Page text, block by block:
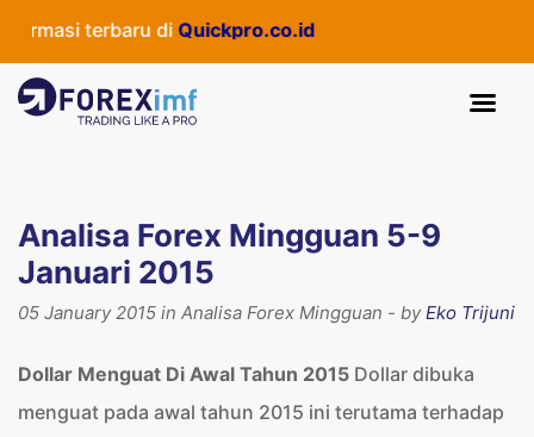
terbaru diQuickpro.co.id
Analisa Forex Mingguan 5-9
Januari 2015
05 January 2015 in Analisa Forex Mingguan - byEko Trijuni
Dollar Menguat Di Awal Tahun 2015 Dollar dibuka
menguat pada awal tahun 2015 ini terutama terhadap